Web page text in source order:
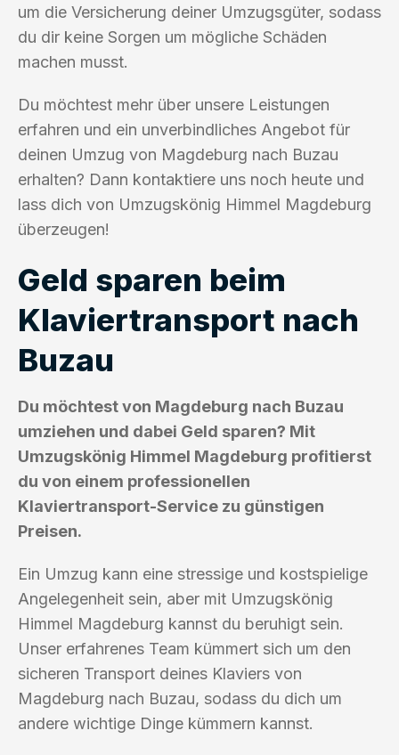
um die Versicherung deiner Umzugsgüter, sodass
du dir keine Sorgen um mögliche Schäden
machen musst.
Du möchtest mehr über unsere Leistungen
erfahren und ein unverbindliches Angebot für
deinen Umzug von Magdeburg nach Buzau
erhalten? Dann kontaktiere uns noch heute und
lass dich von Umzugskönig Himmel Magdeburg
überzeugen!
Geld sparen beim
Klaviertransport nach
Buzau
Du möchtest von Magdeburg nach Buzau
umziehen und dabei Geld sparen? Mit
Umzugskönig Himmel Magdeburg profitierst
du von einem professionellen
Klaviertransport-Service zu günstigen
Preisen.
Ein Umzug kann eine stressige und kostspielige
Angelegenheit sein, aber mit Umzugskönig
Himmel Magdeburg kannst du beruhigt sein.
Unser erfahrenes Team kümmert sich um den
sicheren Transport deines Klaviers von
Magdeburg nach Buzau, sodass du dich um
andere wichtige Dinge kümmern kannst.